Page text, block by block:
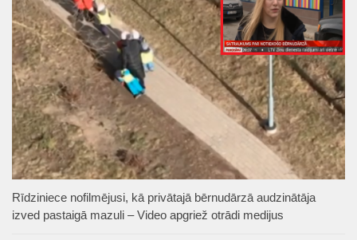
Rīdziniece nofilmējusi, kā privātajā bērnudārzā audzinātāja
izved pastaigā mazuli – Video apgriež otrādi medijus